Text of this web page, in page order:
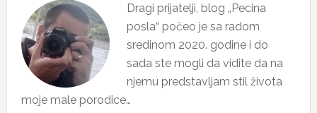
Dragi prijatelji, blog „Pecina
posla“ počeo je sa radom
sredinom 2020. godine i do
sada ste mogli da vidite da na
njemu predstavljam stil života
moje male porodice…